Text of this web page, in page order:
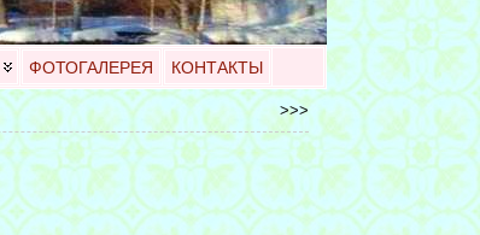
ФОТОГАЛЕРЕЯ КОНТАКТЫ
>>>